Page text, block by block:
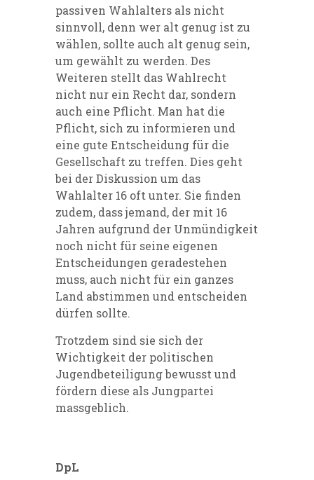
passiven Wahlalters als nicht
sinnvoll, denn wer alt genug ist zu
wählen, sollte auch alt genug sein,
um gewählt zu werden. Des
Weiteren stellt das Wahlrecht
nicht nur ein Recht dar, sondern
auch eine Pflicht. Man hat die
Pflicht, sich zu informieren und
eine gute Entscheidung für die
Gesellschaft zu treffen. Dies geht
bei der Diskussion um das
Wahlalter 16 oft unter. Sie finden
zudem, dass jemand, der mit 16
Jahren aufgrund der Unmündigkeit
noch nicht für seine eigenen
Entscheidungen geradestehen
muss, auch nicht für ein ganzes
Land abstimmen und entscheiden
dürfen sollte.
Trotzdem sind sie sich der
Wichtigkeit der politischen
Jugendbeteiligung bewusst und
fördern diese als Jungpartei
massgeblich.
DpL